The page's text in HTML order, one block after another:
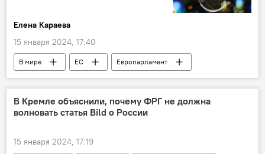
Елена Караева
15 января 2024, 17:40
В мире ЕС Европарламент
В Кремле объяснили, почему ФРГ не должна
волновать статья Bild о России
15 января 2024, 17:19